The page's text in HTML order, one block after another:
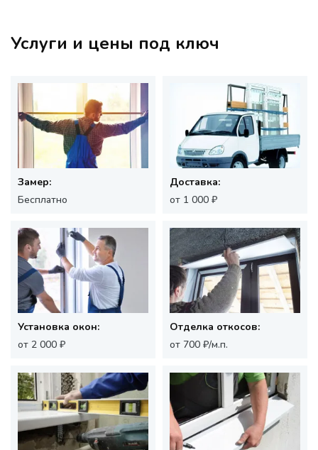
Услуги и цены под ключ
Замер:
Бесплатно
Доставка:
от 1 000 ₽
Установка окон:
от 2 000 ₽
Отделка откосов:
от 700 ₽/м.п.